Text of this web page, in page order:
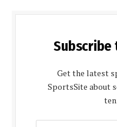
Subscribe
Get the latest
SportsSite about